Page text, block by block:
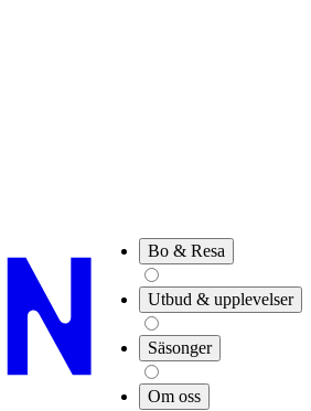
Bo & Resa
Utbud & upplevelser
Säsonger
Om oss